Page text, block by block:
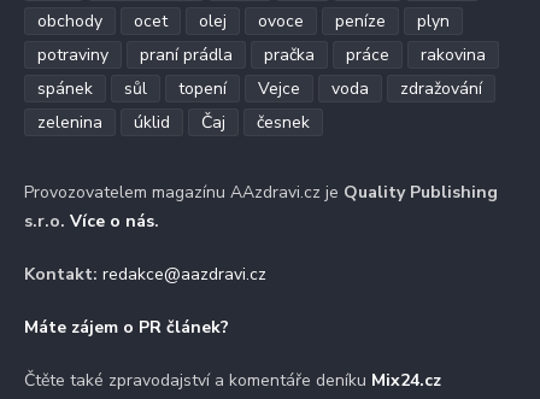
obchody
ocet olej ovoce peníze
plyn
potraviny
praní prádla pračka práce
rakovina
spánek
sůl topení Vejce voda
zdražování
zelenina
úklid Čaj česnek
Provozovatelem magazínu AAzdravi.cz je Quality Publishing
s.r.o. Více o nás.
Kontakt: redakce@aazdravi.cz
Máte zájem o PR článek?
Čtěte také zpravodajství a komentáře deníku Mix24.cz